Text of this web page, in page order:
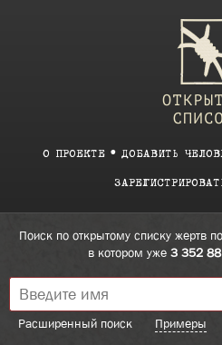
О ПРОЕКТЕ ДОБАВИТЬ
Поиск по открытому списку жертв
в котором уже 3 352
Расширенный поиск Примеры